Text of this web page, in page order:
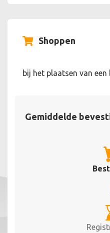
Shoppen
bij het plaatsen van een
Gemiddelde